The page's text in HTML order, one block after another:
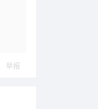
举报